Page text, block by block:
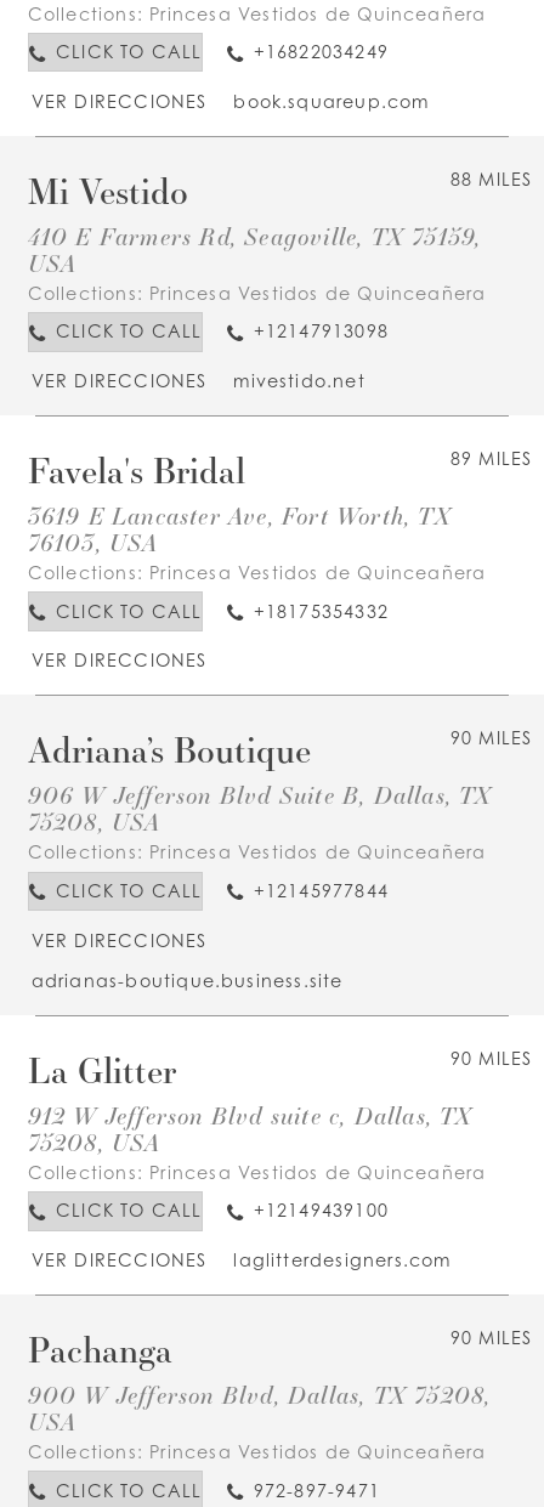
Collections: Princesa Vestidos de Quinceañera
CLICK TO CALL
+16822034249
VER DIRECCIONES book.squareup.com
88 MILES
Mi Vestido
410 E Farmers Rd, Seagoville, TX 75159,
USA
Collections: Princesa Vestidos de Quinceañera
CLICK TO CALL
+12147913098
VER DIRECCIONES mivestido.net
89 MILES
Favela's Bridal
3619 E Lancaster Ave, Fort Worth, TX
76103, USA
Collections: Princesa Vestidos de Quinceañera
CLICK TO CALL
+18175354332
VER DIRECCIONES
90 MILES
Adriana’s Boutique
906 W Jefferson Blvd Suite B, Dallas, TX
75208, USA
Collections: Princesa Vestidos de Quinceañera
CLICK TO CALL
+12145977844
VER DIRECCIONES
adrianas-boutique.business.site
90 MILES
La Glitter
912 W Jefferson Blvd suite c, Dallas, TX
75208, USA
Collections: Princesa Vestidos de Quinceañera
CLICK TO CALL
+12149439100
VER DIRECCIONES laglitterdesigners.com
90 MILES
Pachanga
900 W Jefferson Blvd, Dallas, TX 75208,
USA
Collections: Princesa Vestidos de Quinceañera
CLICK TO CALL
972-897-9471